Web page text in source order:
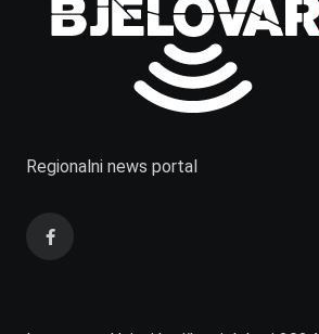
Regionalni news portal